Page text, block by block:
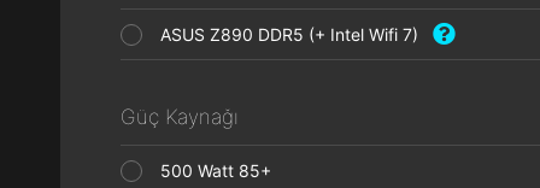
ASUS Z890 DDR5 (+ Intel Wifi 7)
Güç Kaynağı
500 Watt 85+